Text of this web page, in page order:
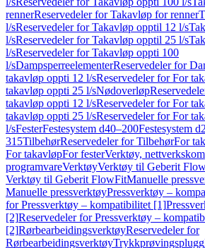
rennerReservedeler for Takavløp for renner
l/sReservedeler for Takavløp opptil 12 l/s
l/sReservedeler for Takavløp opptil 25 l/s
l/sReservedeler for Takavløp oppti 100
l/sDampsperreelementerReservedeler for
takavløp oppti 12 l/sReservedeler for For
takavløp oppti 25 l/sNødoverløp
takavløp oppti 12 l/sReservedeler for For
takavløp oppti 25 l/sReservedeler for For
l/sFesterFestesystem d40–200Festesystem
315TilbehørReservedeler for TilbehørFor
For takavløpFor festerVerktøy,
programvareVerktøyVerktøy til Geberit
Verktøy til Geberit FlowFitManuelle
Manuelle pressverktøyPressverktøy –
for Pressverktøy – kompatibilitet [1]
[2]Reservedeler for Pressverktøy –
[2]RørbearbeidingsverktøyReservedeler for
RørbearbeidingsverktøyTrykkprøvingsplugg